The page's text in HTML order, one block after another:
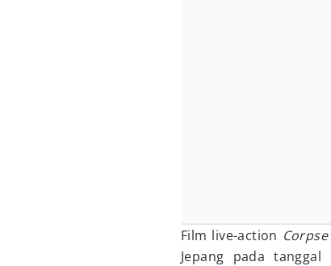
Film live-action
Jepang pada